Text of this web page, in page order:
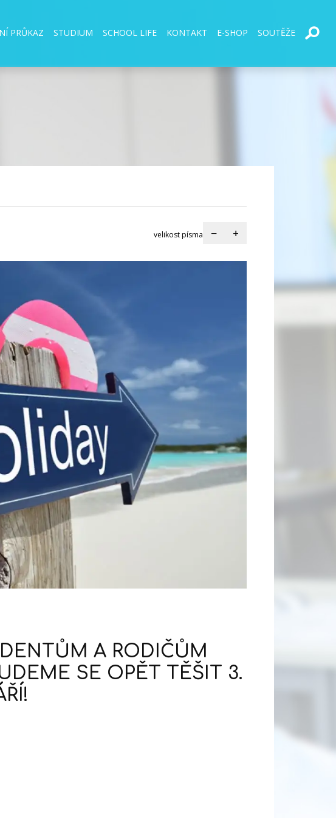
PRŮKAZ STUDIUM SCHOOL LIFE KONTAKT E-SHOP SOUTĚŽE
velikost písma − +
A RODIČŮM
SE OPĚT TĚŠIT 3.